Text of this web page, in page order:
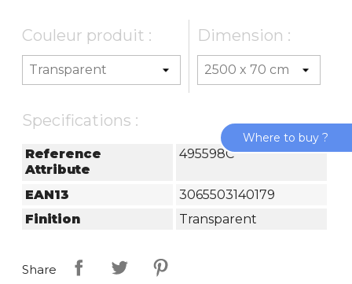
Couleur produit : Dimension :
Specifications :
Reference
Attribute
495598C
EAN13
3065503140179
Finition
Transparent
Share
Where to buy ?